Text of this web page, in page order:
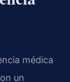
médica
un